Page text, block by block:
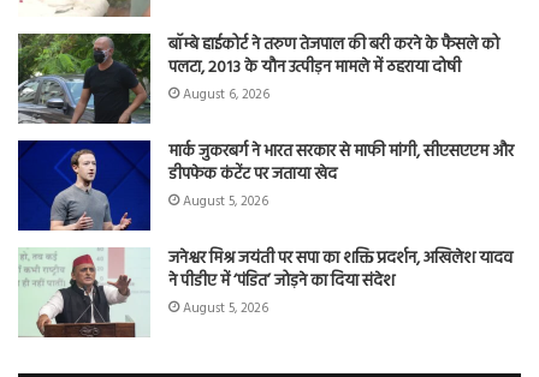
बॉम्बे हाईकोर्ट ने तरुण तेजपाल की बरी करने के फैसले को
पलटा, 2013 के यौन उत्पीड़न मामले में ठहराया दोषी
August 6, 2026
मार्क जुकरबर्ग ने भारत सरकार से माफी मांगी, सीएसएएम और
डीपफेक कंटेंट पर जताया खेद
August 5, 2026
जनेश्वर मिश्र जयंती पर सपा का शक्ति प्रदर्शन, अखिलेश यादव
ने पीडीए में ‘पंडित’ जोड़ने का दिया संदेश
August 5, 2026